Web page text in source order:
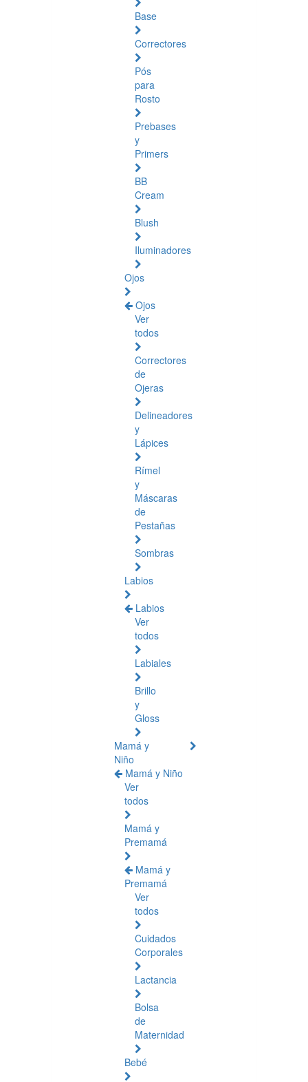
Base
Correctores
Pós
para
Rosto
Prebases
y
Primers
BB
Cream
Blush
Iluminadores
Ojos
Ojos
Ver
todos
Correctores
de
Ojeras
Delineadores
y
Lápices
Rímel
y
Máscaras
de
Pestañas
Sombras
Labios
Labios
Ver
todos
Labiales
Brillo
y
Gloss
Mamá y
Niño
Mamá y Niño
Ver
todos
Mamá y
Premamá
Mamá y
Premamá
Ver
todos
Cuidados
Corporales
Lactancia
Bolsa
de
Maternidad
Bebé